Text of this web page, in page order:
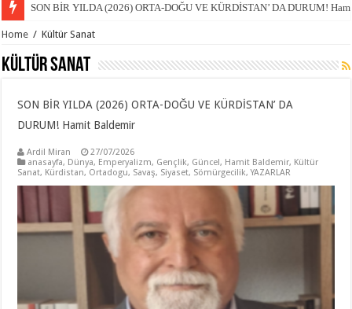
SON BİR YILDA (2026) ORTA-DOĞU VE KÜRDİSTAN’ DA DURUM!
EMPERYALİST YENİDEN PAYLAŞIM SİLAHLANMA VE YENİ SAVAŞ
Home / Kültür Sanat
Kültür Sanat
SON BİR YILDA (2026) ORTA-DOĞU VE KÜRDİSTAN’ DA
DURUM! Hamit Baldemir
Ardil Miran
27/07/2026
anasayfa, Dünya, Emperyalizm, Gençlik, Güncel, Hamit Baldemir, Kültür
Sanat, Kürdistan, Ortadogu, Savaş, Siyaset, Sömürgecilik,YAZARLAR